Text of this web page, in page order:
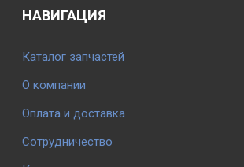
НАВИГАЦИЯ
Каталог запчастей
О компании
Оплата и доставка
Сотрудничество